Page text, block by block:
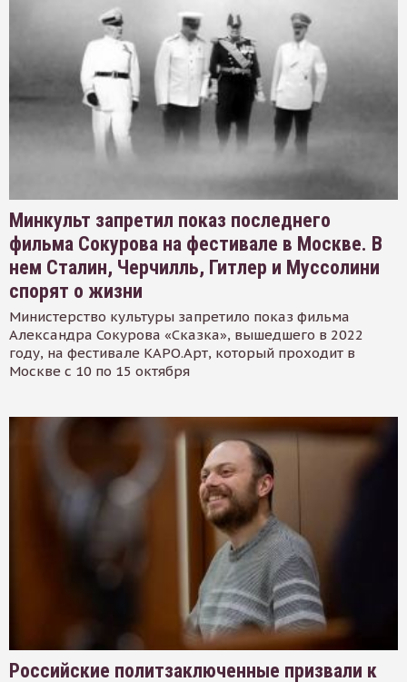
Минкульт запретил показ последнего
фильма Сокурова на фестивале в Москве. В
нем Сталин, Черчилль, Гитлер и Муссолини
спорят о жизни
Министерство культуры запретило показ фильма
Александра Сокурова «Сказка», вышедшего в 2022
году, на фестивале КАРО.Арт, который проходит в
Москве с 10 по 15 октября
Российские политзаключенные призвали к